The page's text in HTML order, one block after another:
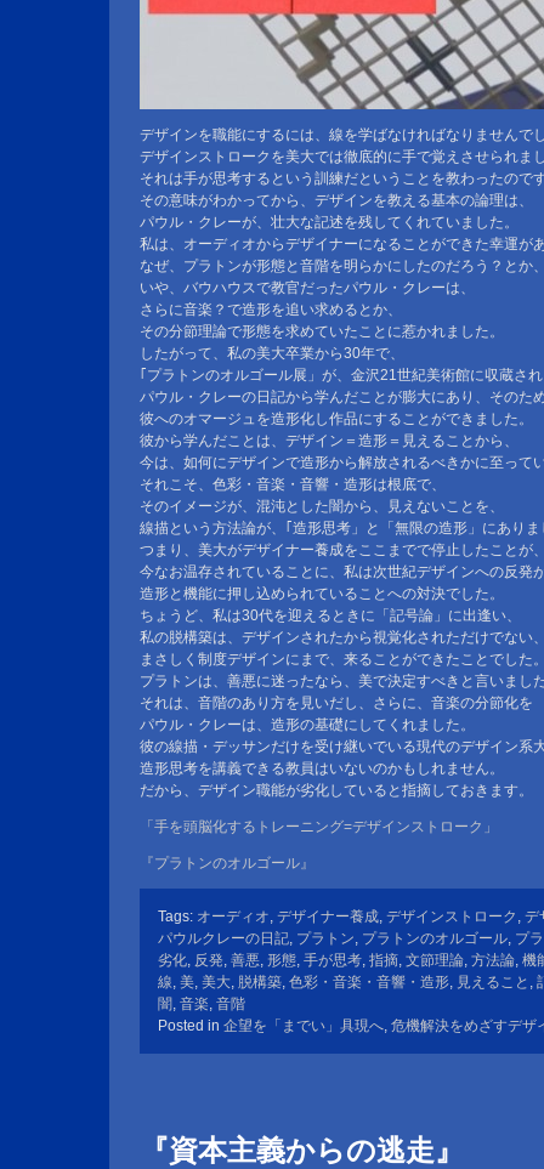
デザインを職能にするには、線を学ばなければなりませんで
デザインストロークを美大では徹底的に手で覚えさせられま
それは手が思考するという訓練だということを教わったので
その意味がわかってから、デザインを教える基本の論理は、
パウル・クレーが、壮大な記述を残してくれていました。
私は、オーディオからデザイナーになることができた幸運が
なぜ、プラトンが形態と音階を明らかにしたのだろう？とか
いや、バウハウスで教官だったパウル・クレーは、
さらに音楽？で造形を追い求めるとか、
その分節理論で形態を求めていたことに惹かれました。
したがって、私の美大卒業から30年で、
｢プラトンのオルゴール展」が、金沢21世紀美術館に収蔵さ
パウル・クレーの日記から学んだことが膨大にあり、そのた
彼へのオマージュを造形化し作品にすることができました。
彼から学んだことは、デザイン＝造形＝見えることから、
今は、如何にデザインで造形から解放されるべきかに至って
それこそ、色彩・音楽・音響・造形は根底で、
そのイメージが、混沌とした闇から、見えないことを、
線描という方法論が、｢造形思考」と「無限の造形」にありま
つまり、美大がデザイナー養成をここまでで停止したことが
今なお温存されていることに、私は次世紀デザインへの反発
造形と機能に押し込められていることへの対決でした。
ちょうど、私は30代を迎えるときに「記号論」に出逢い、
私の脱構築は、デザインされたから視覚化されただけでない
まさしく制度デザインにまで、来ることができたことでした
プラトンは、善悪に迷ったなら、美で決定すべきと言いまし
それは、音階のあり方を見いだし、さらに、音楽の分節化を
パウル・クレーは、造形の基礎にしてくれました。
彼の線描・デッサンだけを受け継いでいる現代のデザイン系
造形思考を講義できる教員はいないのかもしれません。
だから、デザイン職能が劣化していると指摘しておきます。
「手を頭脳化するトレーニング=デザインストローク」
『プラトンのオルゴール』
Tags: オーディオ, デザイナー養成, デザインストローク , デ
パウルクレーの日記, プラトン, プラトンのオルゴール, プ
劣化, 反発, 善悪, 形態, 手が思考, 指摘, 文節理論, 方法論, 機
線, 美, 美大, 脱構築, 色彩・音楽・音響・造形, 見えること ,
闇, 音楽, 音階
Posted in 企望を「までい」具現へ, 危機解決をめざすデザ
『資本主義からの逃走』